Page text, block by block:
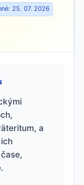
25. 07. 2026
a